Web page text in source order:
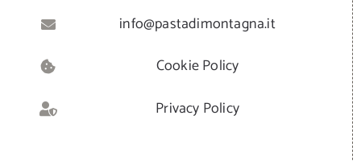
info@pastadimontagna.it
Cookie Policy
Privacy Policy